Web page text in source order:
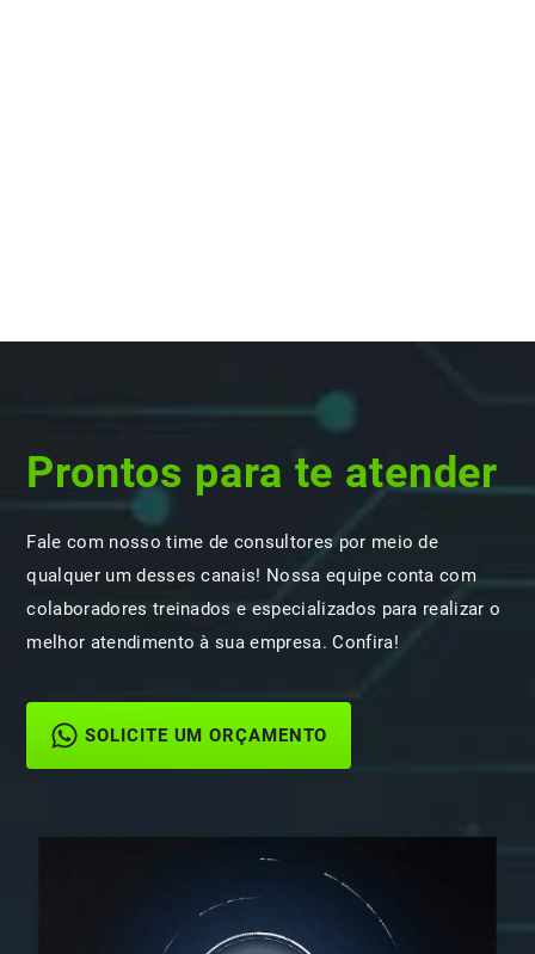
Prontos para te atender
Fale com nosso time de consultores por meio de
qualquer um desses canais! Nossa equipe conta com
colaboradores treinados e especializados para realizar o
melhor atendimento à sua empresa. Confira!
SOLICITE UM ORÇAMENTO